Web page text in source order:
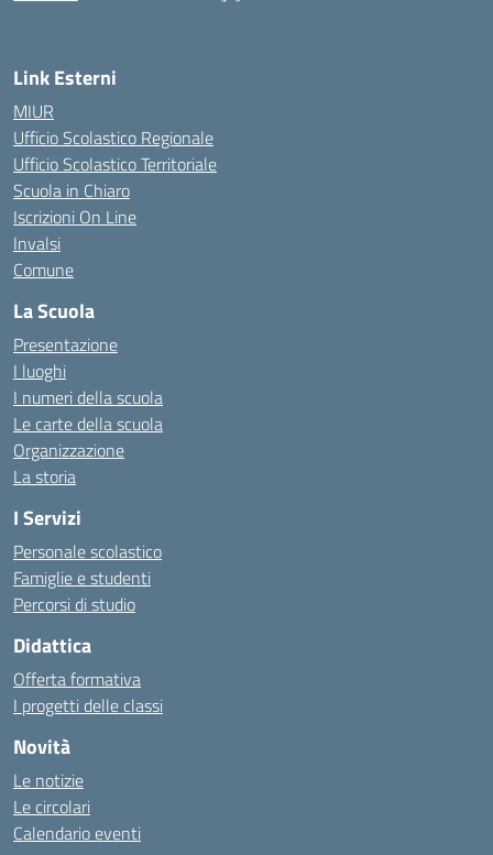
Link Esterni
MIUR
Ufficio Scolastico Regionale
Ufficio Scolastico Territoriale
Scuola in Chiaro
Iscrizioni On Line
Invalsi
Comune
La Scuola
Presentazione
I luoghi
I numeri della scuola
Le carte della scuola
Organizzazione
La storia
I Servizi
Personale scolastico
Famiglie e studenti
Percorsi di studio
Didattica
Offerta formativa
I progetti delle classi
Novità
Le notizie
Le circolari
Calendario eventi